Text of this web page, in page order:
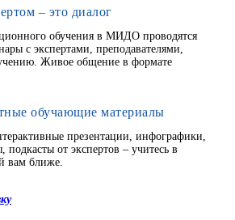
– это диалог
обучения в МИДО проводятся
с экспертами, преподавателями,
Живое общение в формате
обучающие материалы
презентации, инфографики,
подкасты от экспертов – учитесь в
вам ближе.